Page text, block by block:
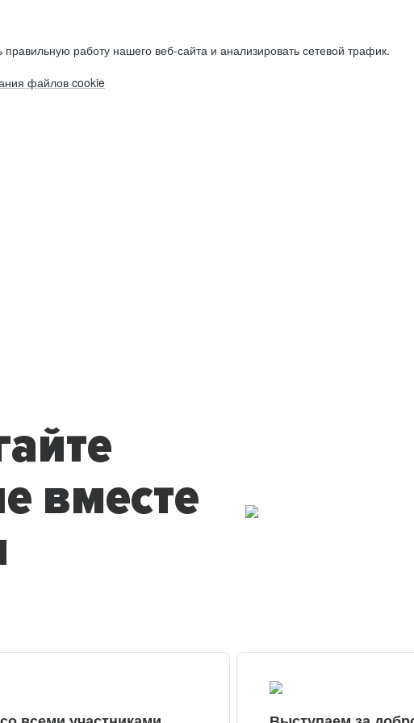
работу нашего веб-сайта и анализировать сетевой трафик.
файлов cookie
вместе